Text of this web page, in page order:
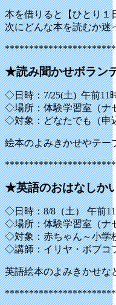
本を借りると【ひとり１
次にどんな本を読むか迷
★読み聞かせボラン
◇日時：7/25(土) 午前11
◇場所：体験学習室（ナ
◇対象：どなたでも（申
絵本のよみきかせやテー
★英語のおはなしか
◇日時：8/8（土） 午前
◇場所：体験学習室（ナ
◇対象：赤ちゃん～小学
◇講師：イリヤ・ボブコ
英語絵本のよみきかせな